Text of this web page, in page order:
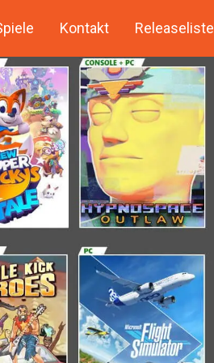
Kontakt Releaseliste